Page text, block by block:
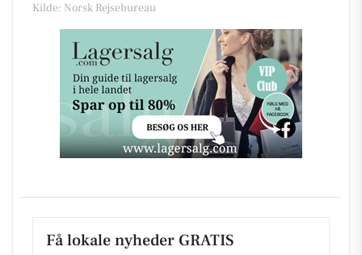
Kilde: Norsk Rejsebureau
Få lokale nyheder GRATIS